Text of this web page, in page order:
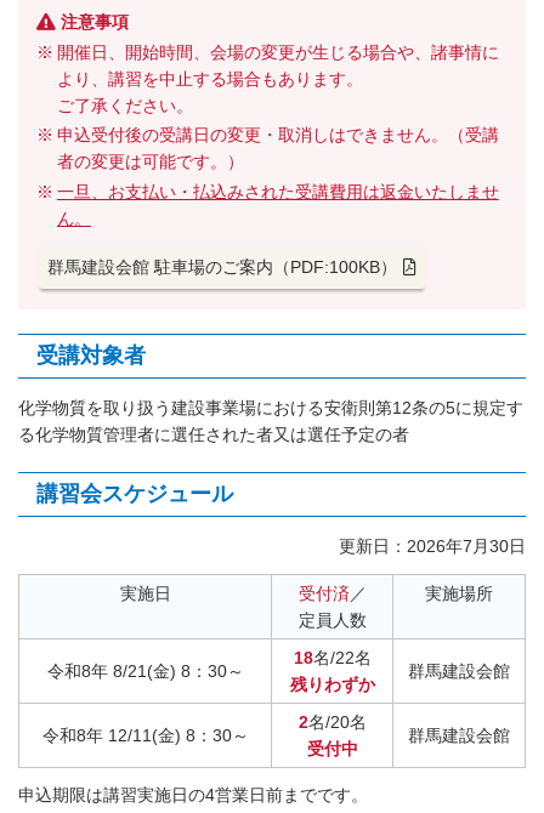
注意事項
開催日、開始時間、会場の変更が生じる場合や、諸事情に
より、講習を中止する場合もあります。
ご了承ください。
申込受付後の受講日の変更・取消しはできません。（受講
者の変更は可能です。）
一旦、お支払い・払込みされた受講費用は返金いたしませ
ん。
群馬建設会館 駐車場のご案内（PDF:100KB）
受講対象者
化学物質を取り扱う建設事業場における安衛則第12条の5に規定す
る化学物質管理者に選任された者又は選任予定の者
講習会スケジュール
更新日： 2026年7月30日
実施日 受付済／
定員人数
実施場所
令和8年 8/21(金) 8：30～
18名/22名
残りわずか
群馬建設会館
令和8年 12/11(金) 8：30～
2名/20名
受付中
群馬建設会館
申込期限は講習実施日の4営業日前までです。